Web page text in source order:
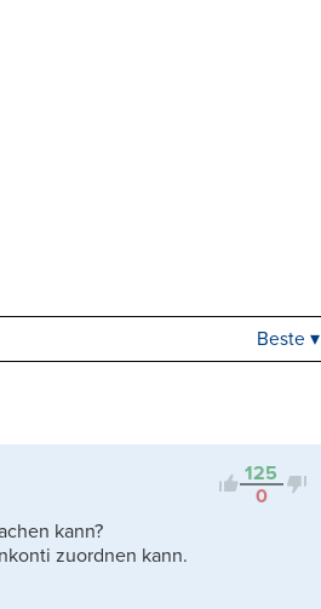
Kontrovers
Beste ▾
125
0
kann?
zuordnen kann.